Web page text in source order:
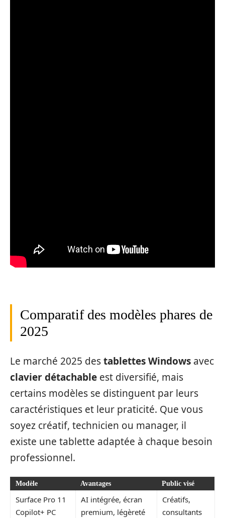
Comparatif des modèles phares de
2025
Le marché 2025 destablettes Windows avec
clavier détachable est diversifié, mais
certains modèles se distinguent par leurs
caractéristiques et leur praticité. Que vous
soyez créatif, technicien ou manager, il
existe une tablette adaptée à chaque besoin
professionnel.
Modèle Avantages Public visé
Surface Pro 11
Copilot+ PC
AI intégrée, écran
premium, légèreté
Créatifs,
consultants